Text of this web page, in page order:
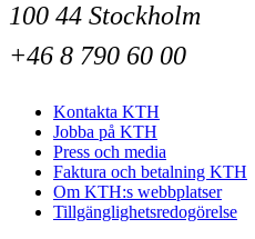
100 44 Stockholm
+46 8 790 60 00
Kontakta KTH
Jobba på KTH
Press och media
Faktura och betalning KTH
Om KTH:s webbplatser
Tillgänglighetsredogörelse